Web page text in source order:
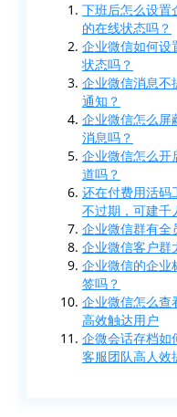
下班后怎么设置
的在线状态吗？
企业微信如何设
状态吗？
企业微信消息不
通知？
企业微信怎么屏
消息吗？
企业微信怎么开
道吗？
还在付费用活码
不过期，可建千
企业微信群有全
企业微信客户群
企业微信的企业
签吗？
企业微信怎么查
高效触达用户
企微会话存档如
客服团队高人效